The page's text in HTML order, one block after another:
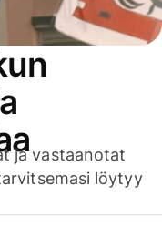
ja vastaanotat
löytyy